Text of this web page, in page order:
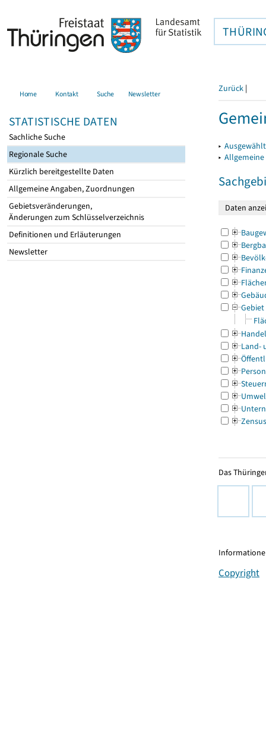
Home Kontakt Suche Newsletter
STATISTISCHE DATEN
Sachliche Suche
Regionale Suche
Kürzlich bereitgestellte Daten
Allgemeine Angaben, Zuordnungen
Gebietsveränderungen,
Änderungen zum Schlüsselverzeichnis
Definitionen und Erläuterungen
Newsletter
Zurück |
▸
▸
Gebiet
Land-
Zensus
Das
Copyright